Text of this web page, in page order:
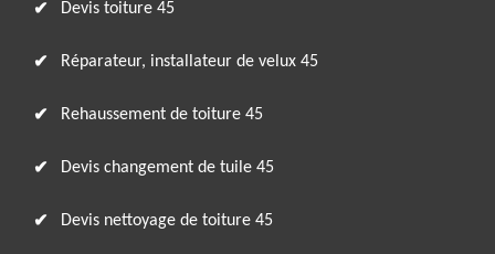
Devis toiture 45
Réparateur, installateur de velux 45
Rehaussement de toiture 45
Devis changement de tuile 45
Devis nettoyage de toiture 45